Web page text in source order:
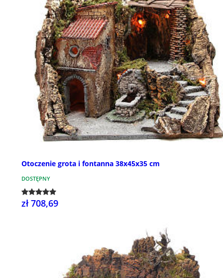
Otoczenie grota i fontanna 38x45x35 cm
DOSTĘPNY
zł 708,69